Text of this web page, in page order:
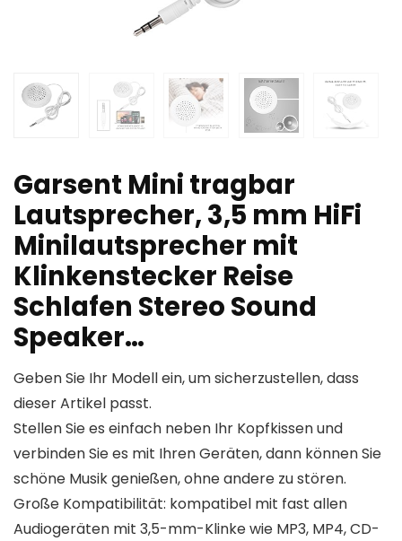
Garsent Mini tragbar
Lautsprecher, 3,5 mm HiFi
Minilautsprecher mit
Klinkenstecker Reise
Schlafen Stereo Sound
Speaker…
Geben Sie Ihr Modell ein, um sicherzustellen, dass
dieser Artikel passt.
Stellen Sie es einfach neben Ihr Kopfkissen und
verbinden Sie es mit Ihren Geräten, dann können Sie
schöne Musik genießen, ohne andere zu stören.
Große Kompatibilität: kompatibel mit fast allen
Audiogeräten mit 3,5-mm-Klinke wie MP3, MP4, CD-